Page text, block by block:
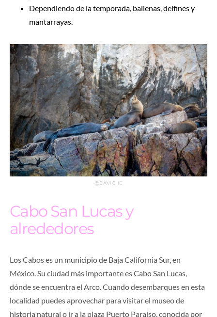
Dependiendo de la temporada, ballenas, delfines y
mantarrayas.
@DAVICHE
Cabo San Lucas y
alrededores
Los Cabos es un municipio de Baja California Sur, en
México. Su ciudad más importante es Cabo San Lucas,
dónde se encuentra el Arco. Cuando desembarques en esta
localidad puedes aprovechar para visitar el museo de
historia natural o ir a la plaza Puerto Paraíso, conocida por